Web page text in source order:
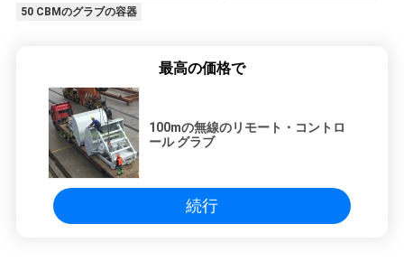
50 CBMのグラブの容器
最高の価格で
100mの無線のリモート・コントロ
ール グラブ
続行